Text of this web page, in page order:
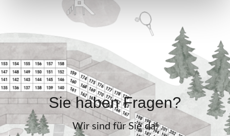
Sie haben Fragen?
Wir sind für Sie da!